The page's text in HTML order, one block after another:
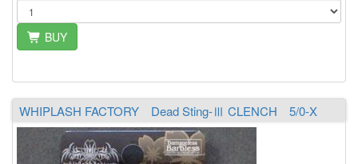
BUY
WHIPLASH FACTORY Dead Sting-Ⅲ CLENCH 5/0-X